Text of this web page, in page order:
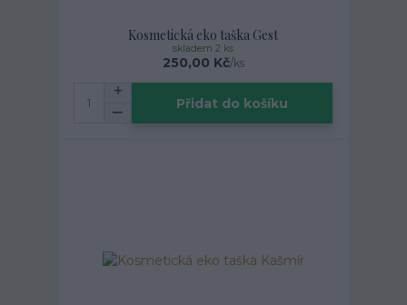
Kosmetická eko taška Gest
250,00 Kč/ks
skladem 2 ks
Přidat do košíku